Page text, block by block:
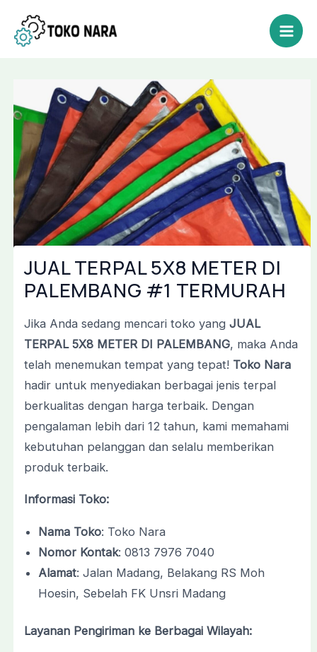
konten
Main
JUAL TERPAL 5X8 METER DI
PALEMBANG #1 TERMURAH
Jika Anda sedang mencari toko yangJUAL
TERPAL 5X8 METER DI PALEMBANG, maka Anda
telah menemukan tempat yang tepat! Toko Nara
hadir untuk menyediakan berbagai jenis terpal
berkualitas dengan harga terbaik. Dengan
pengalaman lebih dari 12 tahun, kami memahami
kebutuhan pelanggan dan selalu memberikan
produk terbaik.
Informasi Toko:
Nama Toko: Toko Nara
Nomor Kontak: 0813 7976 7040
Alamat: Jalan Madang, Belakang RS Moh
Hoesin, Sebelah FK Unsri Madang
Layanan Pengiriman ke Berbagai Wilayah:
navigation